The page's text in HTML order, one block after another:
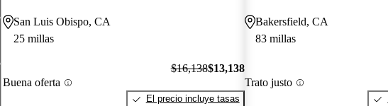
San Luis Obispo, CA
25 millas
Buena oferta
$16,138$13,138
El precio incluye tasas
Bakersfield, CA
83 millas
Trato justo